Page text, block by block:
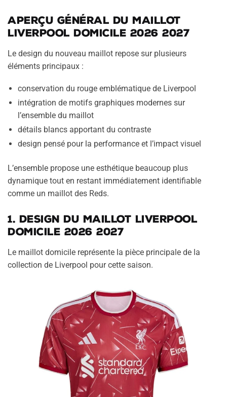
Aperçu général du maillot
Liverpool domicile 2026 2027
Le design du nouveau maillot repose sur plusieurs
éléments principaux :
conservation du rouge emblématique de Liverpool
intégration de motifs graphiques modernes sur
l’ensemble du maillot
détails blancs apportant du contraste
design pensé pour la performance et l’impact visuel
L’ensemble propose une esthétique beaucoup plus
dynamique tout en restant immédiatement identifiable
comme un maillot des Reds.
1. Design du maillot Liverpool
domicile 2026 2027
Le maillot domicile représente la pièce principale de la
collection de Liverpool pour cette saison.